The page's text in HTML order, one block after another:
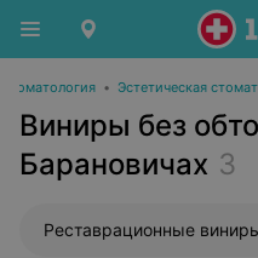
Стоматология • Эстетическая
Виниры без
Барановичах 3
Реставрационные